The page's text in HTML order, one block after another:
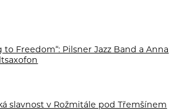
Freedom“: Pilsner Jazz Band a Anna
slavnost v Rožmitále pod Třemšínem